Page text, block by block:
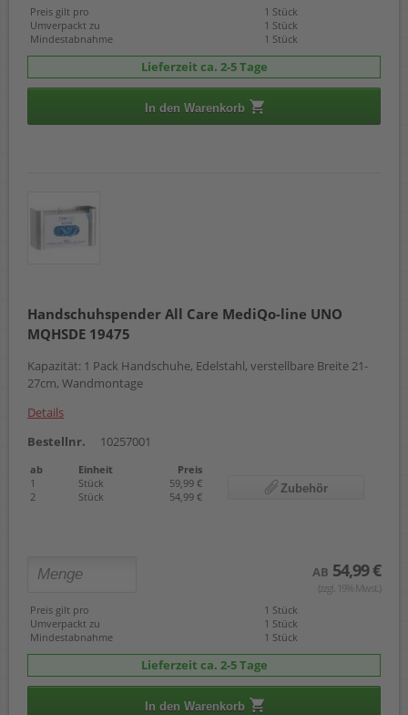
Preis gilt pro
1 Stück
Umverpackt zu
1 Stück
Mindestabnahme
1 Stück
Lieferzeit ca. 2-5 Tage
In den Warenkorb
Handschuhspender All Care MediQo-line UNO
MQHSDE 19475
Kapazität: 1 Pack Handschuhe, Edelstahl, verstellbare Breite 21-
27cm, Wandmontage
Details
Bestellnr.
10257001
ab Einheit
Preis
1
Stück
59,99 €
2
Stück 54,99 €
Zubehör
AB 54,99 €
(zzgl. 19% Mwst.)
Preis gilt pro
1 Stück
Umverpackt zu
1 Stück
Mindestabnahme
1 Stück
Lieferzeit ca. 2-5 Tage
In den Warenkorb